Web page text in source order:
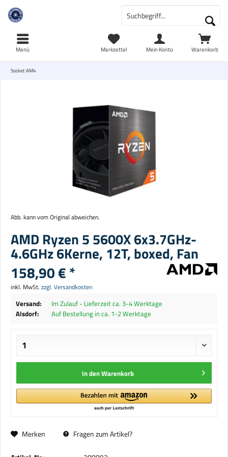
Warenkorb
Merkzettel Mein Konto
Menü
Socket AM4
Abb. kann vom Original abweichen.
AMD Ryzen 5 5600X 6x3.7GHz-
4.6GHz 6Kerne, 12T, boxed, Fan
158,90 € *
inkl. MwSt. zzgl. Versandkosten
Versand:
Im Zulauf - Lieferzeit ca. 3-4 Werktage
Alsdorf:
Auf Bestellung in ca. 1-2 Werktage
In denWarenkorb
Merken Fragen zum Artikel?